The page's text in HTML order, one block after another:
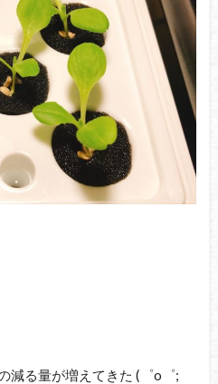
減る量が増えてきた (゜o゜;